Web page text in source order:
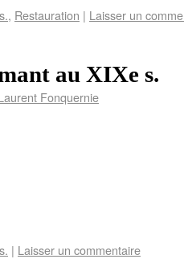
, Restauration | Laisser un
au XIXe s.
Fonquernie
| Laisser un commentaire